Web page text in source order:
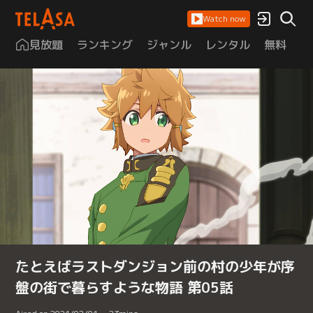
Watch now
見放題 ランキング ジャンル レンタル 無料
たとえばラストダンジョン前の村の少年が序
盤の街で暮らすような物語 第05話